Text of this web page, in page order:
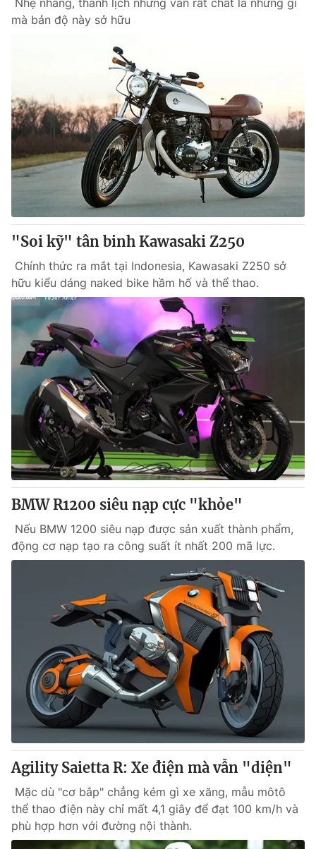
Nhẹ nhàng, thanh lịch nhưng vẫn rất chất là những gì
mà bản độ này sở hữu
"Soi kỹ" tân binh Kawasaki Z250
Chính thức ra mắt tại Indonesia, Kawasaki Z250 sở
hữu kiểu dáng naked bike hầm hố và thể thao.
BMW R1200 siêu nạp cực "khỏe"
Nếu BMW 1200 siêu nạp được sản xuất thành phẩm,
động cơ nạp tạo ra công suất ít nhất 200 mã lực.
Agility Saietta R: Xe điện mà vẫn "diện"
Mặc dù "cơ bắp" chẳng kém gì xe xăng, mẫu môtô
thể thao điện này chỉ mất 4,1 giây để đạt 100 km/h và
phù hợp hơn với đường nội thành.